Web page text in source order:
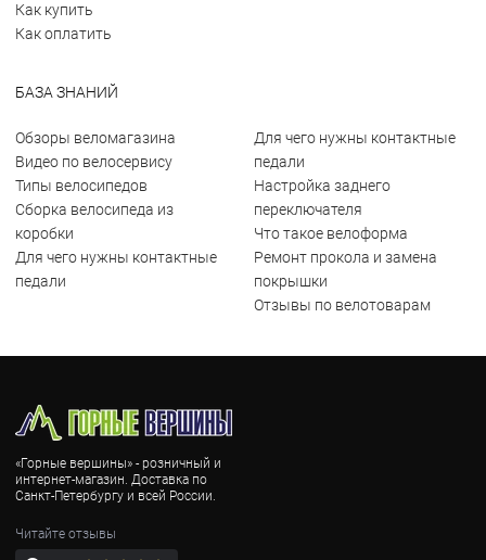
Как купить
Как оплатить
БАЗА ЗНАНИЙ
Обзоры веломагазина
Видео по велосервису
Типы велосипедов
Сборка велосипеда из
коробки
Для чего нужны контактные
педали
Для чего нужны контактные
педали
Настройка заднего
переключателя
Что такое велоформа
Ремонт прокола и замена
покрышки
Отзывы по велотоварам
«Горные вершины» - розничный и
интернет-магазин. Доставка по
Санкт-Петербургу и всей России.
Читайте отзывы